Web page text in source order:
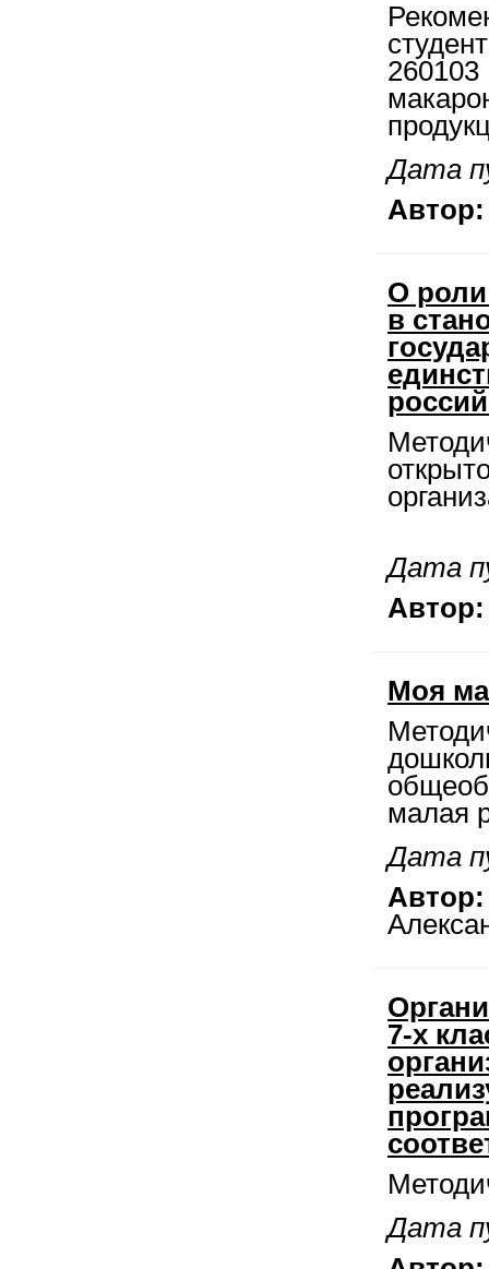
Дата
Автор:
О роли
в
Дата
Автор:
Моя
малая
Дата
Автор:
7-х
Дата